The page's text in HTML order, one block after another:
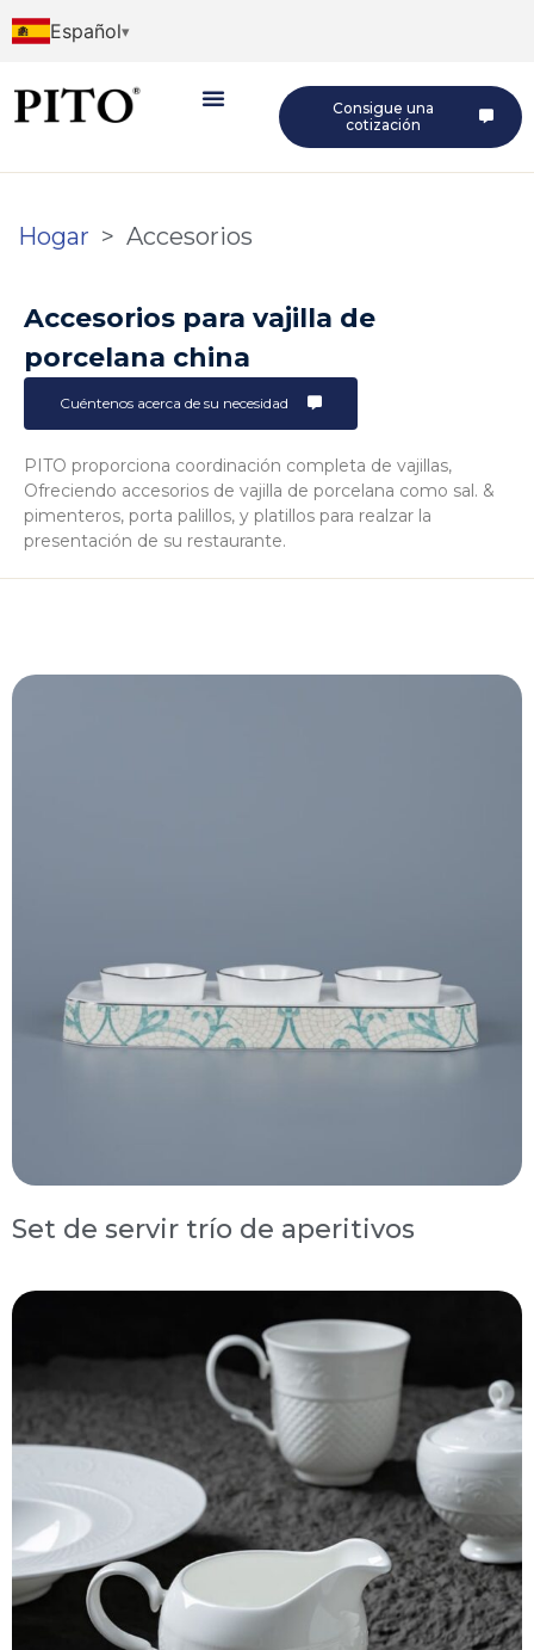
Español
Consigue una
cotización
Hogar > Accesorios
Accesorios para vajilla de
porcelana china
Cuéntenos acerca de su necesidad
PITO proporciona coordinación completa de vajillas,
Ofreciendo accesorios de vajilla de porcelana como sal. &
pimenteros, porta palillos, y platillos para realzar la
presentación de su restaurante.
Set de servir trío de aperitivos